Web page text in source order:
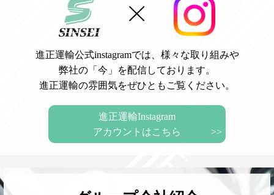
進正運輸公式instagramでは、様々な取り組みや
弊社の「今」を配信しております。
進正運輸の雰囲気をぜひともご覧ください。
進正運輸Instagram
アカウントはこちら